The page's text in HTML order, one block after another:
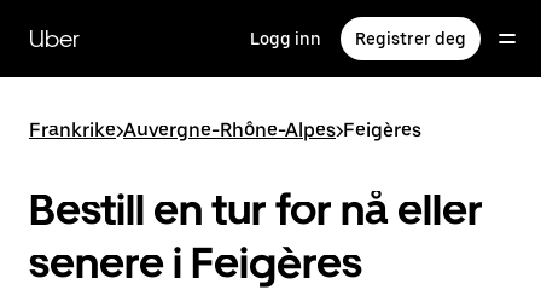
hovedinnholdet
Uber Logg inn Registrer deg
Frankrike>Auvergne-Rhône-Alpes>Feigères
Bestill en tur for nå eller
senere i Feigères